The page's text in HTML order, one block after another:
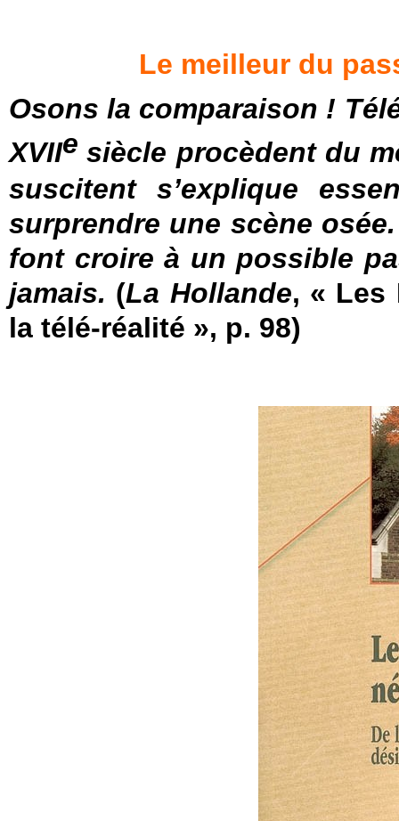
Le meilleur du
Osons la comparaison !
XVIIe siècle procèdent du
suscitent s’explique
surprendre une scène
font croire à un possible
jamais. (La Hollande, « Les
la télé-réalité », p. 98)